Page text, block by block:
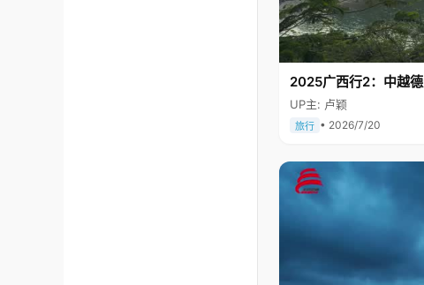
2025广西行2：中越
UP主: 卢颖
旅行 • 2026/7/20